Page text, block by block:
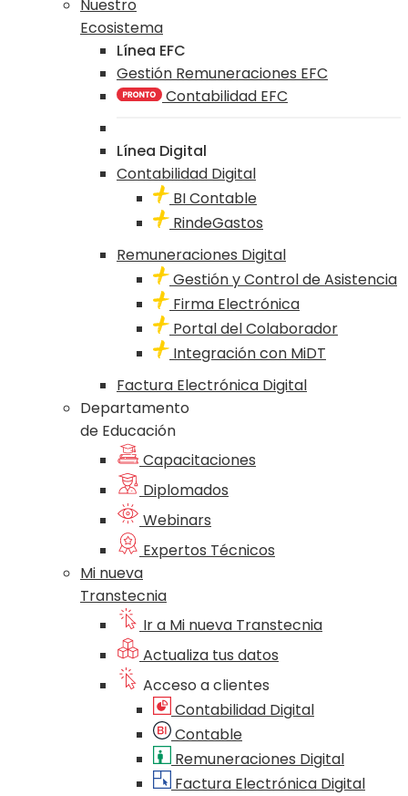
Nuestro
Ecosistema
Línea EFC
Gestión Remuneraciones EFC
Contabilidad EFC
Línea Digital
Contabilidad Digital
BI Contable
RindeGastos
Remuneraciones Digital
Gestión y Control de Asistencia
Firma Electrónica
Portal del Colaborador
Integración con MiDT
Factura Electrónica Digital
Departamento
de Educación
Capacitaciones
Diplomados
Webinars
Expertos Técnicos
Mi nueva
Transtecnia
Ir a Mi nueva Transtecnia
Actualiza tus datos
Acceso a clientes
Contabilidad Digital
Contable
Remuneraciones Digital
Factura Electrónica Digital